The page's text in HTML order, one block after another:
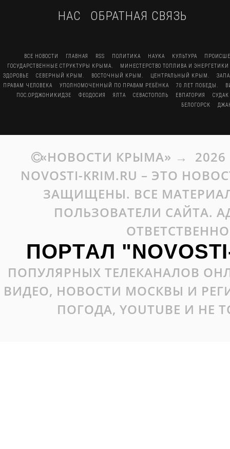
НАС
ОБРАТНАЯ СВЯЗЬ
ВСЕ НОВОСТИ ГЛАВНАЯ RSS ПОЛИТИКА НАУКА КУЛЬТУРА
ГОСУДАРСТВЕННЫЕ СТРУКТУРЫ КРЫМА.
МИНЕСТЕРСТВО ТОПЛИВА И
ЗДОРОВЬЕ
СЕВЕРНЫЙ КРЫМ. ВОСТОЧНЫЙ КРЫМ. ЦЕНТРАЛЬНЫЙ КРЫМ.
ПРАВАМ ЧЕЛОВЕКА
УПОЛНОМОЧЕННЫЙ ПО ПРАВАМ РЕБЁНКА 70 ЛЕТ ПОБЕДЫ.
ПОС.ОРДЖОНИКИДЗЕ
ФЕОДОСИЯ ЯЛТА СЕВАСТОПОЛЬ ЕВПАТОРИЯ
СУДАК
БЕЛОГОРСК
«НОВОСТИ КРЫМА» → 2026
NOVOSTI-KRIM.RU – ЭТО
ЗАЩИЩЕНЫ. ВСЕ
ПОЛЬЗОВАТЕЛИ САЙТА.
ПОРТАЛ
ПОПУЛЯРНЫХ ТЕЛЕКАНАЛОВ
ВИДЕО, НОВОСТИ МОСКВЫ И
ПОГОДА, YOUTUBE И